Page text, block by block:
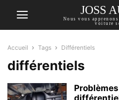
JOSS
Nous vous
voiture
Accueil Tags Différentiels
différentiels